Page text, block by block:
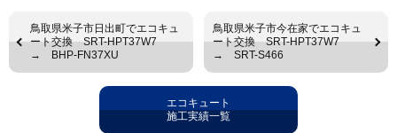
鳥取県米子市日出町でエコキュ
ート交換 SRT-HPT37W7
→ BHP-FN37XU
鳥取県米子市今在家でエコキュ
ート交換 SRT-HPT37W7
→ SRT-S466
エコキュート
施工実績一覧